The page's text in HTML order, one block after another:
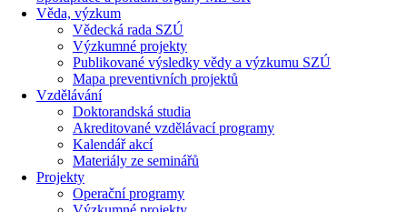
Věda, výzkum
Vědecká rada SZÚ
Výzkumné projekty
Publikované výsledky vědy a výzkumu SZÚ
Mapa preventivních projektů
Vzdělávání
Doktorandská studia
Akreditované vzdělávací programy
Kalendář akcí
Materiály ze seminářů
Projekty
Operační programy